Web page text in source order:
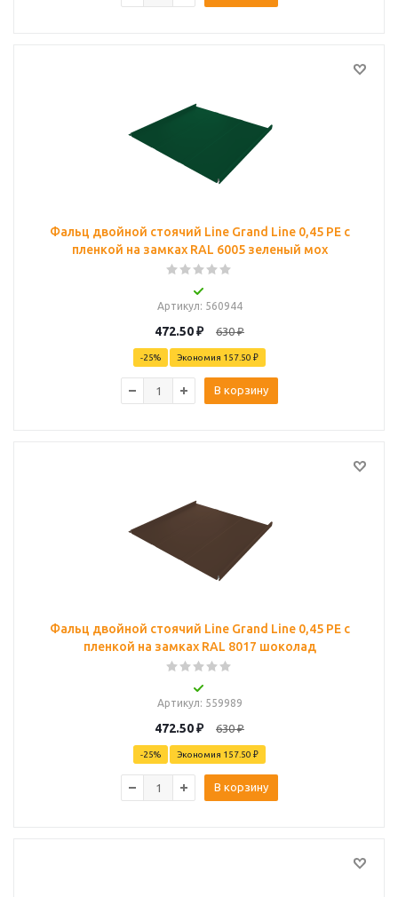
Фальц двойной стоячий Line Grand Line 0,45 PE с
пленкой на замках RAL 6005 зеленый мох
Артикул: 560944
472.50₽ 630₽
-25% Экономия 157.50 ₽
В корзину
Фальц двойной стоячий Line Grand Line 0,45 PE с
пленкой на замках RAL 8017 шоколад
Артикул: 559989
472.50₽ 630₽
-25% Экономия 157.50 ₽
В корзину